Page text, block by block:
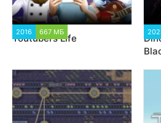
2016 667 МБ
Youtubers Life